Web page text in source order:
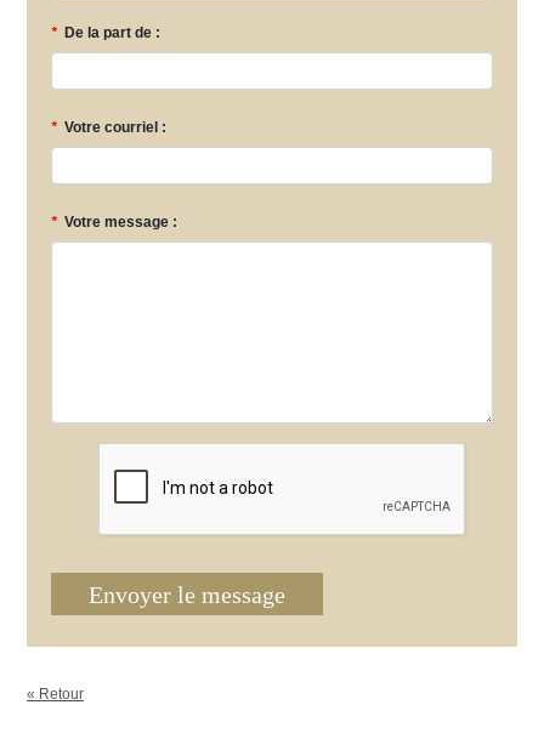
* De la part de :
* Votre courriel :
* Votre message :
Envoyer le message
« Retour